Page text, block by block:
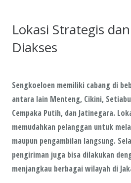
Lokasi Strategis
Diakses
Sengkoeloen memiliki cabang di
antara lain Menteng, Cikini,
Cempaka Putih, dan Jatinegara.
memudahkan pelanggan untuk
maupun pengambilan langsung.
pengiriman juga bisa dilakukan
menjangkau berbagai wilayah di